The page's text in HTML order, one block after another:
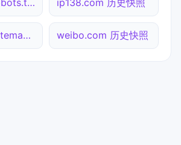
ip138.com robots.txt检测 ip138.com 历史快照
aliyun.com sitemap.xml检测 weibo.com 历史快照